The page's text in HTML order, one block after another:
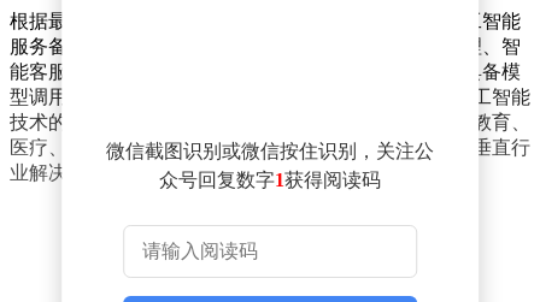
根据最新统计数据显示，截至4月30日，我国生成式人工智能
服务备案总数已达868款，形成覆盖文本生成、图像处理、智
能客服等多个应用场景的技术矩阵。与此同时，530款具备模
型调用能力的应用功能通过专项登记，标志着我国对人工智能
技术的监管体系进一步完善。这些登记备案的服务涉及教育、
医疗、金融等重点领域，既包含基础技术平台，也涵盖垂直行
业解决方案。
微信截图识别或微信按住识别，关注公
众号回复数字1获得阅读码